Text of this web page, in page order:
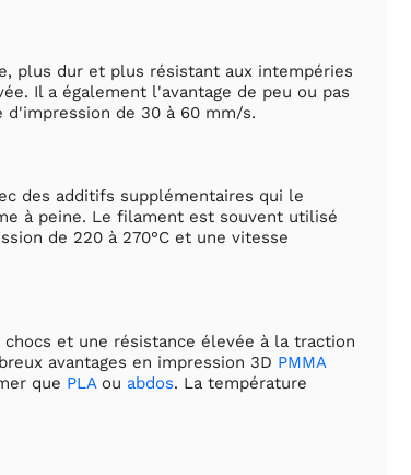
plus dur et plus résistant aux intempéries
Il a également l'avantage de peu ou pas
d'impression de 30 à 60 mm/s.
des additifs supplémentaires qui le
à peine. Le filament est souvent utilisé
de 220 à 270°C et une vitesse
et une résistance élevée à la traction
avantages en impression 3D PMMA
que PLA ou abdos. La température